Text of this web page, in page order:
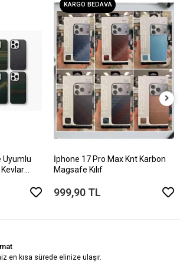
Uyumlu
KARGO BEDAVA
İphone 17 Pro Max Knt Karbon
Magsafe Kılıf
999,90 TL
en kısa sürede elinize ulaşır.